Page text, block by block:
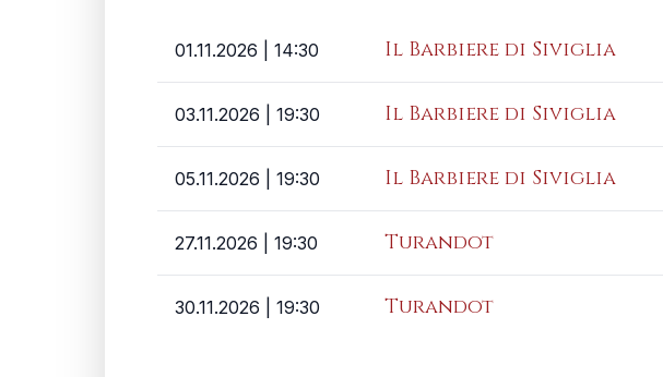
01.11.2026 | 14:30 Il Barbiere di Siviglia
03.11.2026 | 19:30 Il Barbiere di Siviglia
05.11.2026 | 19:30 Il Barbiere di Siviglia
27.11.2026 | 19:30 Turandot
30.11.2026 | 19:30 Turandot